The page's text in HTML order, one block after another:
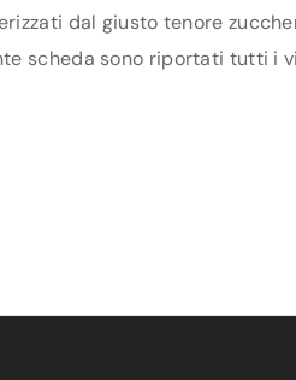
dal giusto tenore
scheda sono riportati tutti i